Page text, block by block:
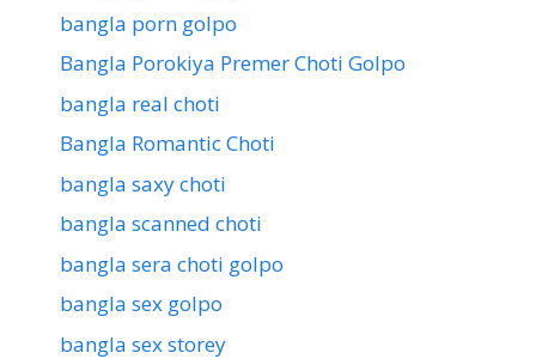
bangla porn golpo
Bangla Porokiya Premer Choti Golpo
bangla real choti
Bangla Romantic Choti
bangla saxy choti
bangla scanned choti
bangla sera choti golpo
bangla sex golpo
bangla sex storey